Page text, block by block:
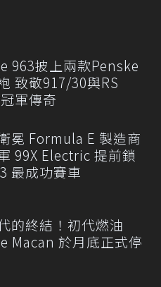
963披上兩款Penske
致敬917/30與RS
軍傳奇
冕 Formula E 製造商
99X Electric 提前鎖
最成功賽車
的終結！初代燃油
Macan 於月底正式停